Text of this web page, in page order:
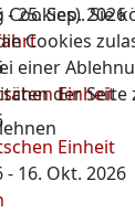
-25. Sep. 2026
Einheit
Einheit
- 16. Okt. 2026
Sie
Cookies
einer
der